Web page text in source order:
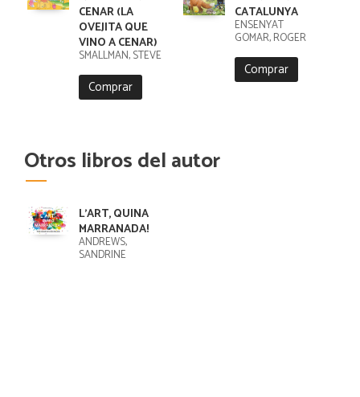
CENAR (LA
OVEJITA QUE
VINO A CENAR)
SMALLMAN, STEVE
Comprar
CATALUNYA
ENSENYAT
GOMAR, ROGER
Comprar
Otros libros del autor
L'ART, QUINA
MARRANADA!
ANDREWS,
SANDRINE